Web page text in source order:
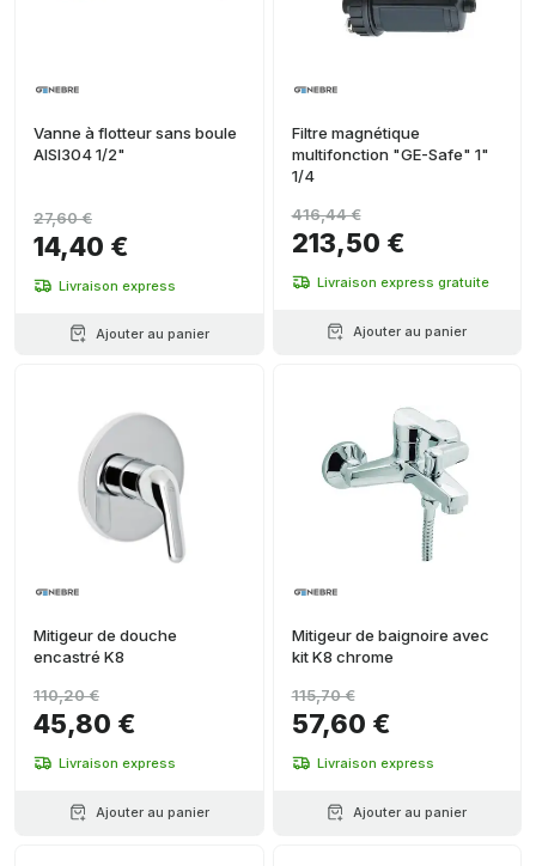
Vanne à flotteur sans boule
AISI304 1/2"
14,40 €
27,60 €
Livraison express
Ajouter au panier
Filtre magnétique
multifonction "GE-Safe" 1"
1/4
213,50 €
416,44 €
Livraison express gratuite
Ajouter au panier
Mitigeur de douche
encastré K8
45,80 €
110,20 €
Livraison express
Ajouter au panier
Mitigeur de baignoire avec
kit K8 chrome
57,60 €
115,70 €
Livraison express
Ajouter au panier